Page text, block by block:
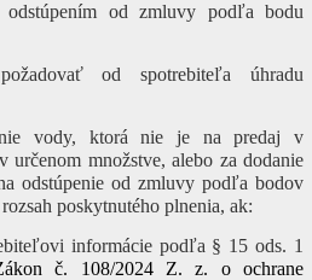
odstúpením od zmluvy podľa bodu
od spotrebiteľa úhradu
vody, ktorá nie je na predaj v
určenom množstve, alebo za dodanie
odstúpenie od zmluvy podľa bodov
poskytnutého plnenia, ak:
informácie podľa § 15 ods. 1
č. 108/2024 Z. z. o ochrane